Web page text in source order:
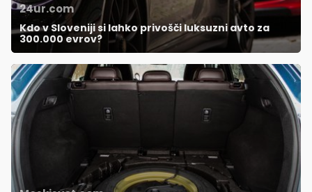
24ur.com
Kdo v Sloveniji si lahko privošči luksuzni avto za
300.000 evrov?